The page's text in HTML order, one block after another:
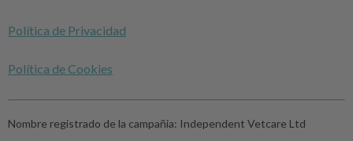
Política de Privacidad
Política de Cookies
Nombre registrado de la campañia: Independent Vetcare Ltd